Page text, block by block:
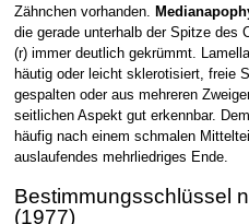
Zähnchen vorhanden.
die gerade unterhalb der Spitze des
(r) immer deutlich gekrümmt.
häutig oder leicht sklerotisiert, freie
gespalten oder aus mehreren
seitlichen Aspekt gut erkennbar.
häufig nach einem schmalen
auslaufendes mehrliedriges Ende.
Bestimmungsschlüssel
(1977)